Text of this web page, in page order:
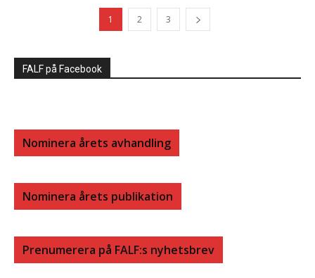
1 2 3
FALF på Facebook
Nominera årets avhandling
Nominera årets publikation
Prenumerera på FALF:s nyhetsbrev